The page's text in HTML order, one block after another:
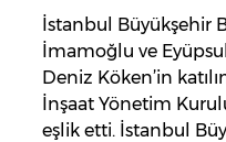
İstanbul Büyükşehir
İmamoğlu ve
Deniz Köken’in
İnşaat Yönetim
eşlik etti. İstanbul